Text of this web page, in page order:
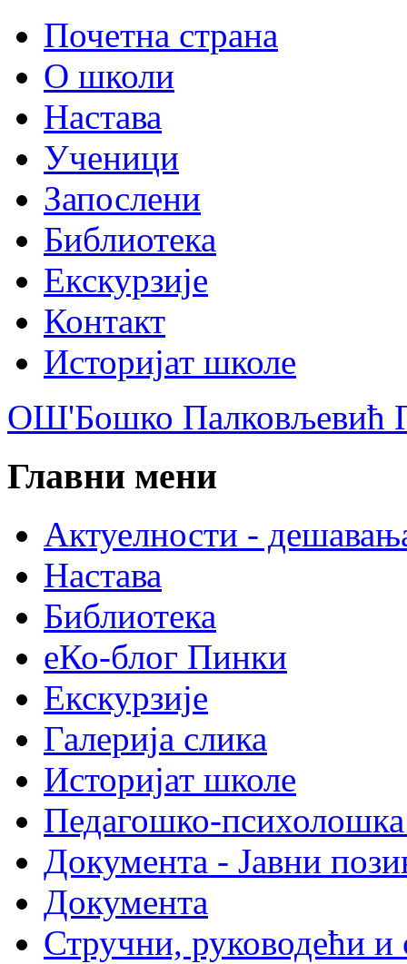
Почетна страна
О школи
Настава
Ученици
Запослени
Библиотека
Екскурзије
Контакт
Историјат школе
ОШ'Бошко Палковљевић
Главни мени
Актуелности -
Настава
Библиотека
еКо-блог Пинки
Екскурзије
Галерија слика
Историјат школе
Педагошко-психолошка
Документа - Јавни
Документа
Стручни, руководећи и